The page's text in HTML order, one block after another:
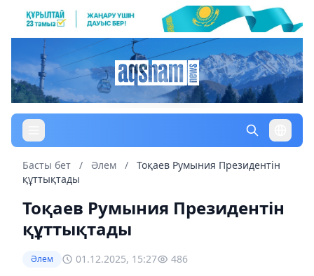
Басты бет / Әлем /
Тоқаев Румыния Президентін
құттықтады
Тоқаев Румыния Президентін
құттықтады
Әлем 01.12.2025, 15:27 486